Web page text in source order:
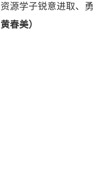
资源学子锐意进取、
黄春美）